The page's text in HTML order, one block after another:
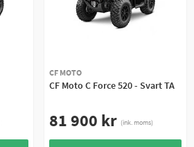
CF MOTO
CF Moto C Force 520 - Svart TA
81 900 kr (ink. moms)